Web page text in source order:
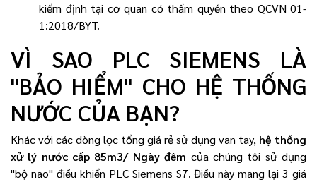
kiểm định tại cơ quan có thẩm quyền theo QCVN 01-
1:2018/BYT.
VÌ SAO PLC SIEMENS LÀ
"BẢO HIỂM" CHO HỆ THỐNG
NƯỚC CỦA BẠN?
Khác với các dòng lọc tổng giá rẻ sử dụng van tay, hệ thống
xử lý nước cấp 85m3/ Ngày đêm của chúng tôi sử dụng
"bộ não" điều khiển PLC Siemens S7. Điều này mang lại 3 giá